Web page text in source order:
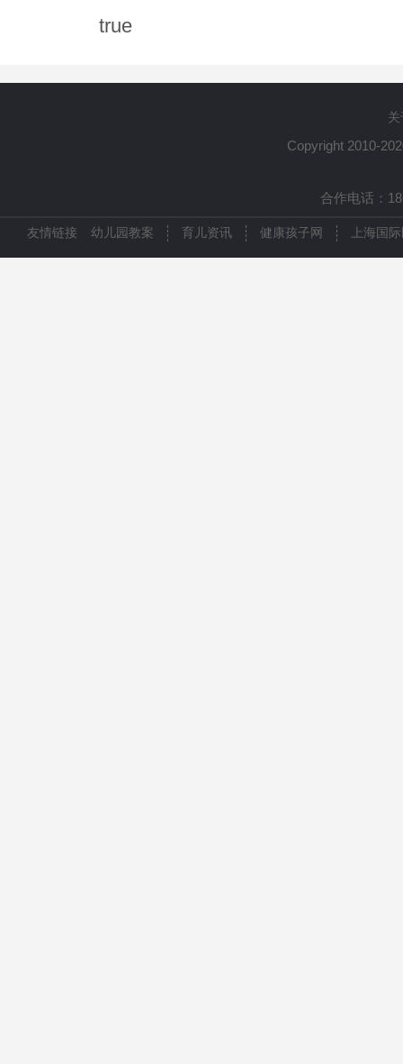
true
Copyright 2010-
合作电话：
友情链接 幼儿园教案 育儿资讯 健康孩子网 上海国